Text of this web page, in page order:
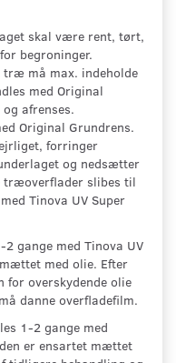
skal være rent, tørt,
begroninger.
træ må max. indeholde
med Original
afrenses.
Original Grundrens.
forringer
og nedsætter
træoverflader slibes til
Tinova UV Super
gange med Tinova UV
med olie. Efter
for overskydende olie
danne overfladefilm.
1-2 gange med
er ensartet mættet